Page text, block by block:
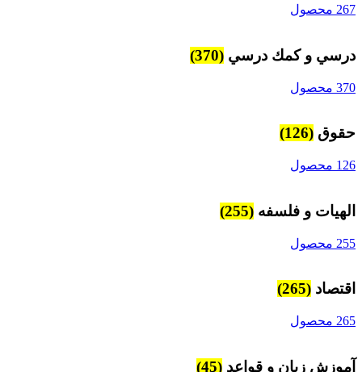
267 محصول
درسي و كمك درسي (370)
370 محصول
حقوق (126)
126 محصول
الهیات و فلسفه (255)
255 محصول
اقتصاد (265)
265 محصول
آموزش زبان و قواعد (45)